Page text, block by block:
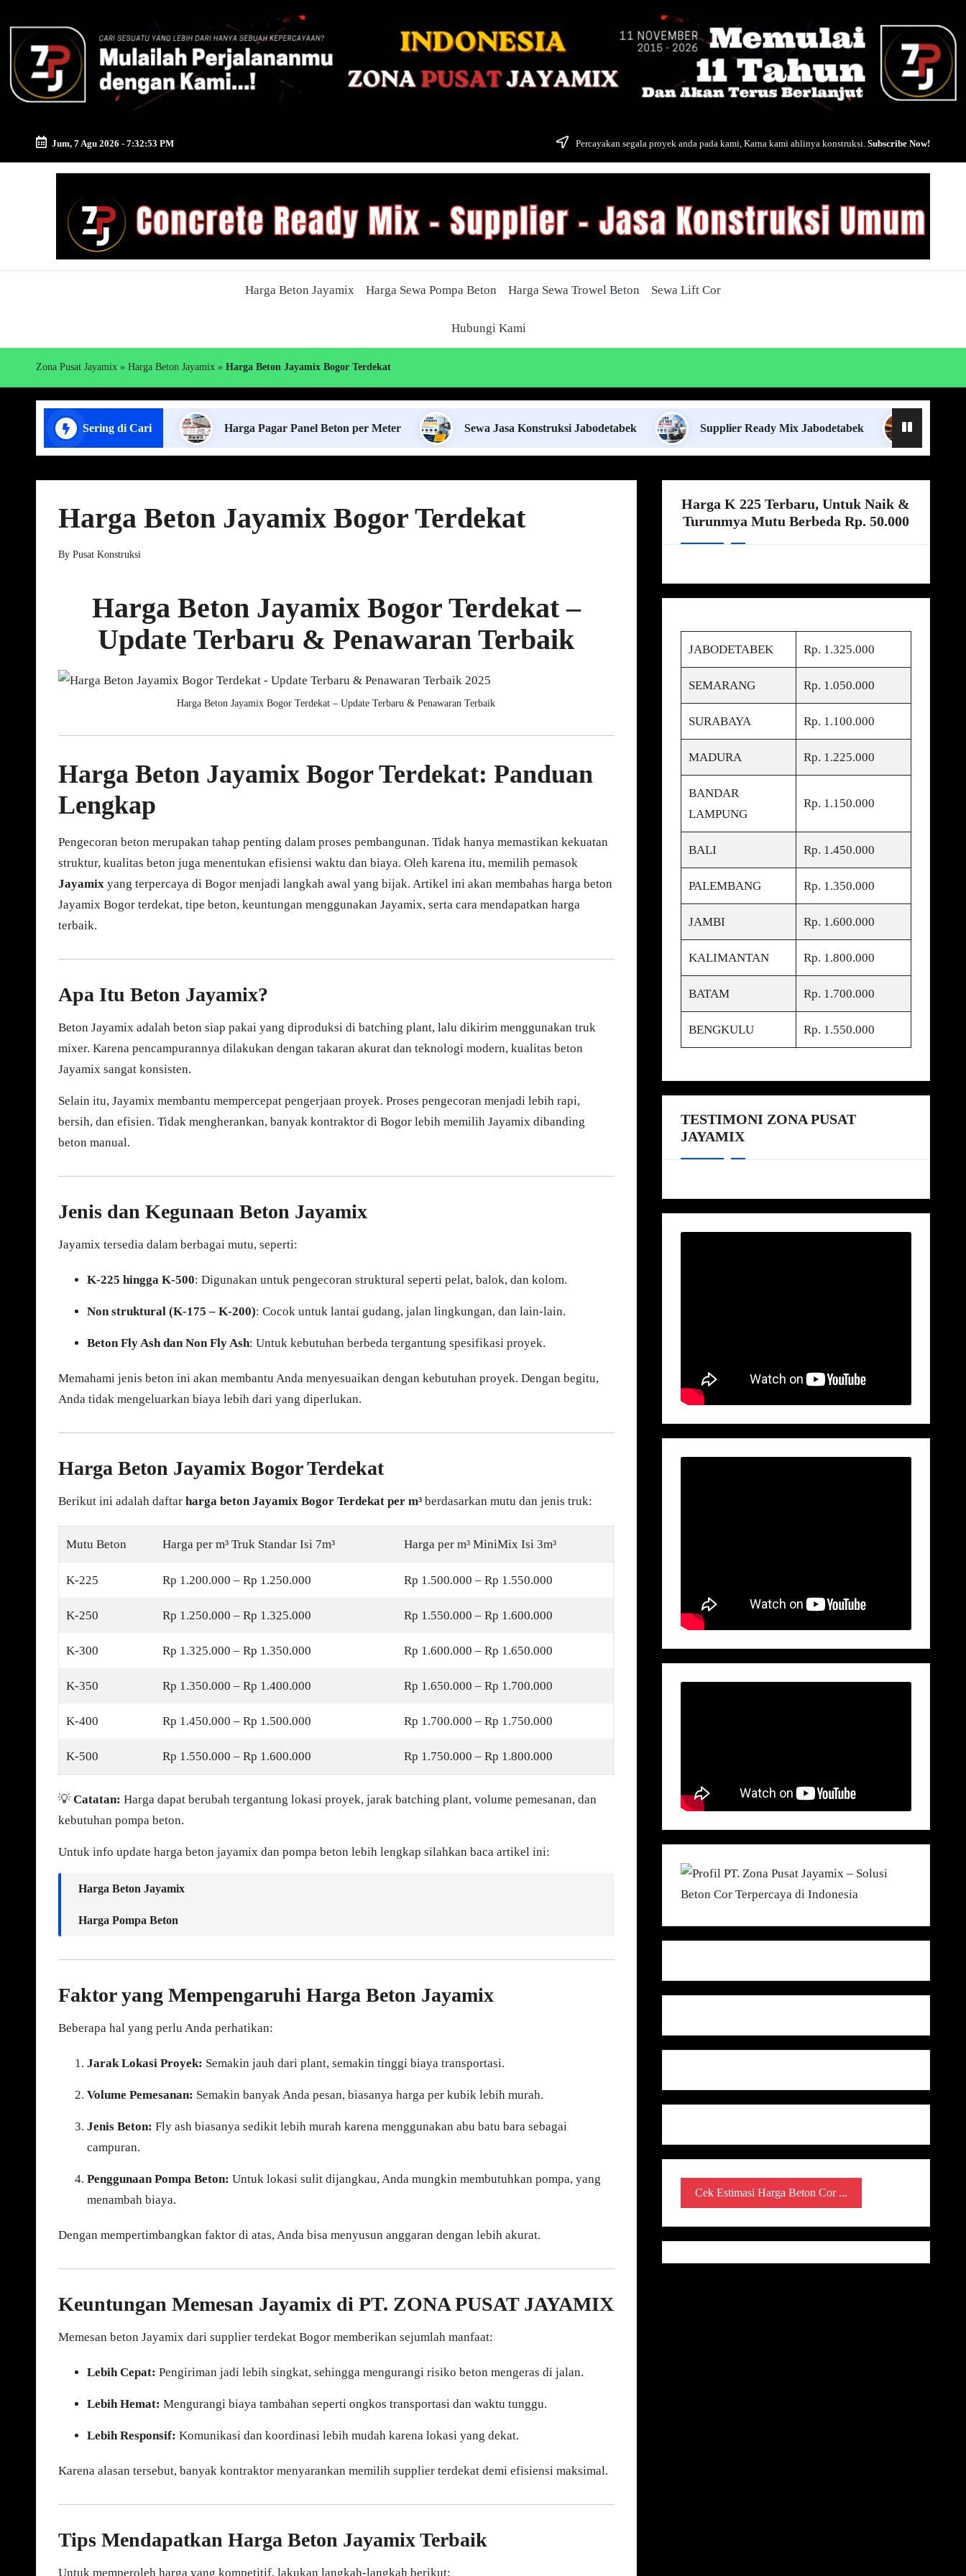
content
Jum, 7 Agu 2026 - 7:32:54 PM Percayakan segala proyek anda pada kami, Karna kami ahlinya konstruksi. Subscribe Now!
Harga Beton Jayamix Harga Sewa Pompa Beton Harga Sewa Trowel Beton Sewa Lift Cor
Hubungi Kami
Zona Pusat Jayamix » Harga Beton Jayamix » Harga Beton Jayamix Bogor Terdekat
Sering di Cari
Pagar Panel Beton Harga Pagar Panel Beton per Meter Sewa Jasa Konstruksi Jabodetabek Supplier Ready Mix Jabodetabek Harga Borongan
Harga Beton Jayamix Bogor Terdekat
Posted
By Pusat Konstruksi
Harga Beton Jayamix Bogor Terdekat –
Update Terbaru & Penawaran Terbaik
Harga Beton Jayamix Bogor Terdekat – Update Terbaru & Penawaran Terbaik
Harga Beton Jayamix Bogor Terdekat: Panduan
Lengkap
Pengecoran beton merupakan tahap penting dalam proses pembangunan. Tidak hanya memastikan kekuatan
struktur, kualitas beton juga menentukan efisiensi waktu dan biaya. Oleh karena itu, memilih pemasok
Jayamix yang terpercaya di Bogor menjadi langkah awal yang bijak. Artikel ini akan membahas harga beton
Jayamix Bogor terdekat, tipe beton, keuntungan menggunakan Jayamix, serta cara mendapatkan harga
terbaik.
Apa Itu Beton Jayamix?
Beton Jayamix adalah beton siap pakai yang diproduksi di batching plant, lalu dikirim menggunakan truk
mixer. Karena pencampurannya dilakukan dengan takaran akurat dan teknologi modern, kualitas beton
Jayamix sangat konsisten.
Selain itu, Jayamix membantu mempercepat pengerjaan proyek. Proses pengecoran menjadi lebih rapi,
bersih, dan efisien. Tidak mengherankan, banyak kontraktor di Bogor lebih memilih Jayamix dibanding
beton manual.
Jenis dan Kegunaan Beton Jayamix
Jayamix tersedia dalam berbagai mutu, seperti:
K-225 hingga K-500: Digunakan untuk pengecoran struktural seperti pelat, balok, dan kolom.
Non struktural (K-175 – K-200): Cocok untuk lantai gudang, jalan lingkungan, dan lain-lain.
Beton Fly Ash dan Non Fly Ash: Untuk kebutuhan berbeda tergantung spesifikasi proyek.
Memahami jenis beton ini akan membantu Anda menyesuaikan dengan kebutuhan proyek. Dengan begitu,
Anda tidak mengeluarkan biaya lebih dari yang diperlukan.
Harga Beton Jayamix Bogor Terdekat
Berikut ini adalah daftar harga beton Jayamix Bogor Terdekat per m³ berdasarkan mutu dan jenis truk:
Mutu Beton Harga per m³ Truk Standar Isi 7m³ Harga per m³ MiniMix Isi 3m³
K-225 Rp 1.200.000 – Rp 1.250.000 Rp 1.500.000 – Rp 1.550.000
K-250 Rp 1.250.000 – Rp 1.325.000 Rp 1.550.000 – Rp 1.600.000
K-300 Rp 1.325.000 – Rp 1.350.000 Rp 1.600.000 – Rp 1.650.000
K-350 Rp 1.350.000 – Rp 1.400.000 Rp 1.650.000 – Rp 1.700.000
K-400 Rp 1.450.000 – Rp 1.500.000 Rp 1.700.000 – Rp 1.750.000
K-500 Rp 1.550.000 – Rp 1.600.000 Rp 1.750.000 – Rp 1.800.000
💡 Catatan: Harga dapat berubah tergantung lokasi proyek, jarak batching plant, volume pemesanan, dan
kebutuhan pompa beton.
Untuk info update harga beton jayamix dan pompa beton lebih lengkap silahkan baca artikel ini:
Harga Beton Jayamix
Harga Pompa Beton
Faktor yang Mempengaruhi Harga Beton Jayamix
Beberapa hal yang perlu Anda perhatikan:
Jarak Lokasi Proyek: Semakin jauh dari plant, semakin tinggi biaya transportasi.
Volume Pemesanan: Semakin banyak Anda pesan, biasanya harga per kubik lebih murah.
Jenis Beton: Fly ash biasanya sedikit lebih murah karena menggunakan abu batu bara sebagai
campuran.
Penggunaan Pompa Beton: Untuk lokasi sulit dijangkau, Anda mungkin membutuhkan pompa, yang
menambah biaya.
Dengan mempertimbangkan faktor di atas, Anda bisa menyusun anggaran dengan lebih akurat.
Keuntungan Memesan Jayamix di PT. ZONA PUSAT JAYAMIX
Memesan beton Jayamix dari supplier terdekat Bogor memberikan sejumlah manfaat:
Lebih Cepat: Pengiriman jadi lebih singkat, sehingga mengurangi risiko beton mengeras di jalan.
Lebih Hemat: Mengurangi biaya tambahan seperti ongkos transportasi dan waktu tunggu.
Lebih Responsif: Komunikasi dan koordinasi lebih mudah karena lokasi yang dekat.
Karena alasan tersebut, banyak kontraktor menyarankan memilih supplier terdekat demi efisiensi maksimal.
Tips Mendapatkan Harga Beton Jayamix Terbaik
Untuk memperoleh harga yang kompetitif, lakukan langkah-langkah berikut:
Harga K 225 Terbaru, Untuk Naik &
Turunmya Mutu Berbeda Rp. 50.000
JABODETABEK Rp. 1.325.000
SEMARANG Rp. 1.050.000
SURABAYA Rp. 1.100.000
MADURA Rp. 1.225.000
BANDAR
LAMPUNG
Rp. 1.150.000
BALI Rp. 1.450.000
PALEMBANG Rp. 1.350.000
JAMBI Rp. 1.600.000
KALIMANTAN Rp. 1.800.000
BATAM Rp. 1.700.000
BENGKULU Rp. 1.550.000
TESTIMONI ZONA PUSAT
JAYAMIX
Cek Estimasi Harga Beton Cor ...